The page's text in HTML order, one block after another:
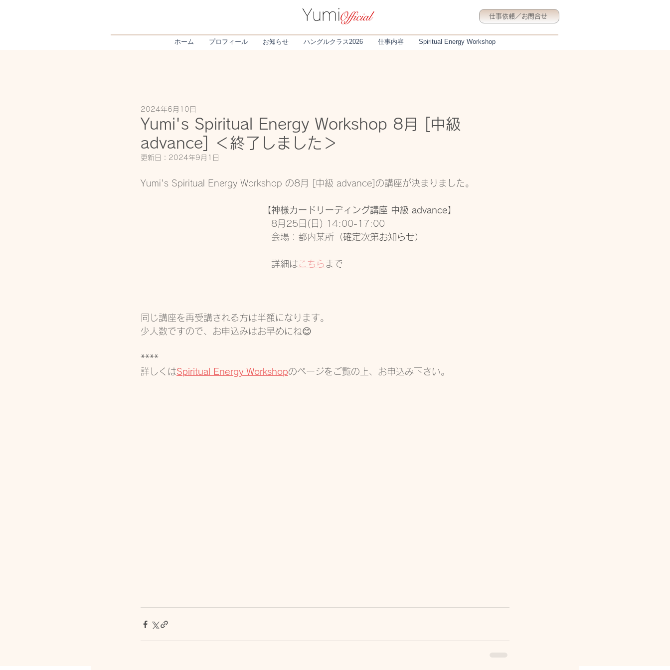
仕事依頼／お問合せ
ホーム プロフィール お知らせ ハングルクラス2026 仕事内容 Spiritual Energy Workshop
Yumi's Spiritual Energy Workshop 8月 [中級
advance] ＜終了しました＞
2024年6月10日
更新日： 2024年9月1日
Yumi's Spiritual Energy Workshop の8月 [中級 advance]の講座が決まりました。
【神様カードリーディング講座 中級 advance】
8月25日(日) 14:00-17:00
会場：都内某所 （確定次第お知らせ）
詳細はこちら まで
同じ講座を再受講される方は半額になります。
少人数ですので、お申込みはお早めにね😊
****
詳しくはSpiritual Energy Workshopのページをご覧の上、お申込み下さい。